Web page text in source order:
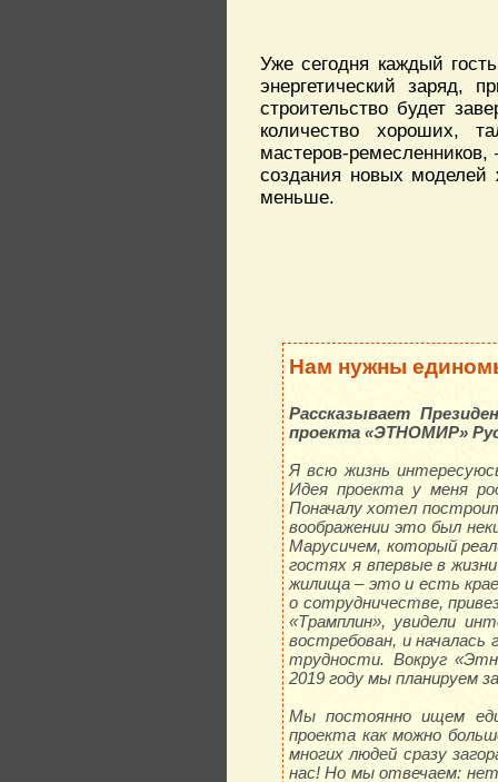
Уже сегодня каждый
энергетический заряд,
строительство будет
количество хороших,
мастеров-
создания новых моделей
меньше.
Нам нужны
Рассказывает
проекта «ЭТНОМИР»
Я всю жизнь
Идея проекта у меня
Поначалу хотел
воображении это был
Марусичем, который
гостях я впервые в
жилища – это и есть
о сотрудничестве,
«Трамплин», увидели
востребован, и началась
трудности. Вокруг
2019 году мы планируем
Мы постоянно ищем
проекта как можно
многих людей сразу
нас! Но мы отвечаем: